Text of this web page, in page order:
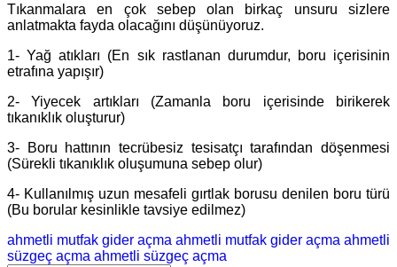
Tıkanmalara en çok sebep olan birkaç unsuru sizlere
anlatmakta fayda olacağını düşünüyoruz.
1- Yağ atıkları (En sık rastlanan durumdur, boru içerisinin
etrafına yapışır)
2- Yiyecek artıkları (Zamanla boru içerisinde birikerek
tıkanıklık oluşturur)
3- Boru hattının tecrübesiz tesisatçı tarafından döşenmesi
(Sürekli tıkanıklık oluşumuna sebep olur)
4- Kullanılmış uzun mesafeli gırtlak borusu denilen boru türü
(Bu borular kesinlikle tavsiye edilmez)
ahmetli mutfak gider açma ahmetli mutfak gider açma ahmetli
süzgeç açma ahmetli süzgeç açma